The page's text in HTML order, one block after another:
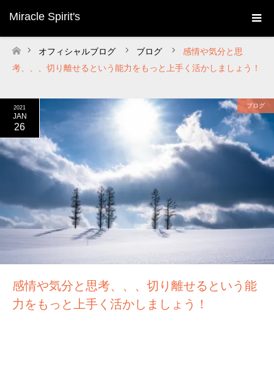
Miracle Spirit's
ホーム
オフィシャルブログ ブログ
感情や気分と思
考、、、切り離せるという能力をもっと上手く活かしましょう！
2021
JAN
26
ブログ
感情や気分と思考、、、切り離せるという能
力をもっと上手く活かしましょう！